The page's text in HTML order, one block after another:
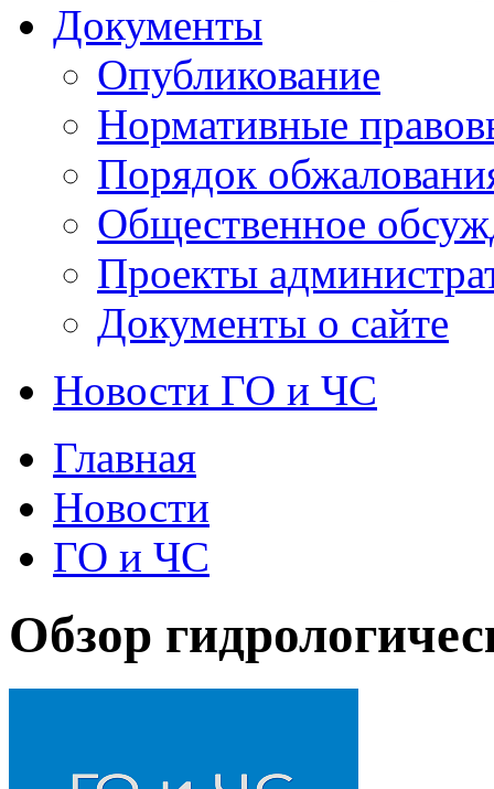
Документы
Опубликование
Нормативные
Порядок
Общественное
Проекты
Документы о сайте
Новости ГО и ЧС
Главная
Новости
ГО и ЧС
Обзор